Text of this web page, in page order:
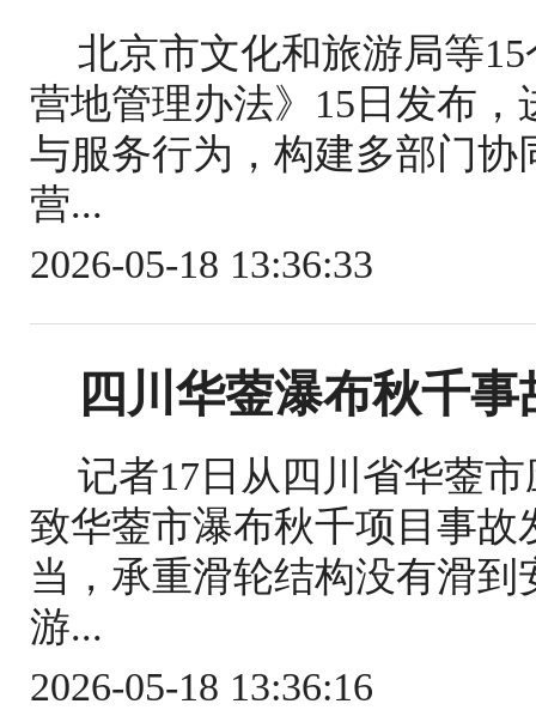
北京市文化和旅游局等
营地管理办法》15日发布
与服务行为，构建多部门
营...
2026-05-18 13:36:33
四川华蓥瀑布秋千
记者17日从四川省华蓥
致华蓥市瀑布秋千项目事
当，承重滑轮结构没有滑
游...
2026-05-18 13:36:16